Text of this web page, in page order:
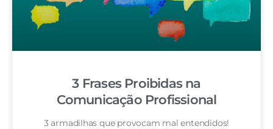
3 Frases Proibidas na
Comunicação Profissional
3 armadilhas que provocam mal entendidos!